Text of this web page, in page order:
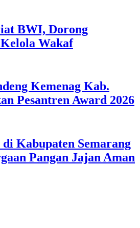
BWI, Dorong
Wakaf
Kemenag Kab.
Pesantren Award 2026
Kabupaten Semarang
Pangan Jajan Aman